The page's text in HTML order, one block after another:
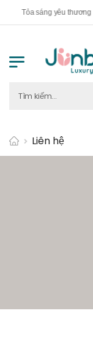
Tỏa sáng yêu thương
Liên hệ